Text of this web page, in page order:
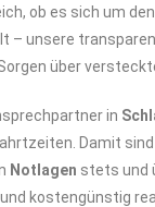
ob es sich um den
– unsere
über
in
Damit sind
Notlagen stets und
kostengünstig